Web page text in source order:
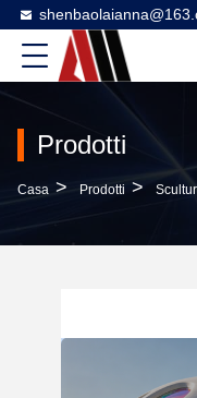
Prodotti
Casa > Prodotti >